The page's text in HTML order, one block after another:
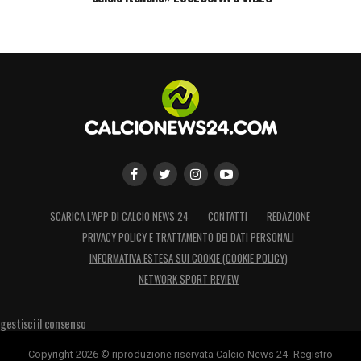
LA PLAYLIST DELLE NOSTRE TOP NEWS
SCARICA L’APP DI CALCIO NEWS 24 CONTATTI
REDAZIONE
PRIVACY POLICY E TRATTAMENTO DEI DATI PERSONALI
INFORMATIVA ESTESA SUI COOKIE (COOKIE POLICY)
NETWORK SPORT REVIEW
gestisci il consenso
Copyright 2026 © riproduzione riservata Calcio News 24 -Registro